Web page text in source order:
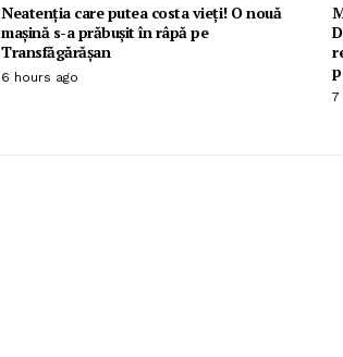
Neatenția care putea costa vieți! O nouă
mașină s-a prăbușit în râpă pe
Transfăgărășan
6 hours ago
7